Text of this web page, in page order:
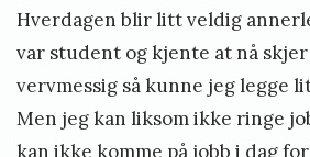
Hverdagen blir litt veldig
var student og kjente at nå
vervmessig så kunne jeg legge
Men jeg kan liksom ikke ringe
kan ikke komme på jobb i dag